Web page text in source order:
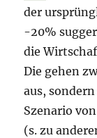
der
-20%
die
Die gehen
aus,
Szenario
(s. zu